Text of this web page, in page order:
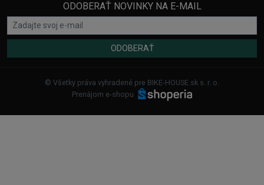
ODOBERAŤ NOVINKY NA E-MAIL
ODOBERAŤ
© Všetky práva vyhradené pre BIKE-HOUSE.sk s. r. o.
Prenájom e-shopu